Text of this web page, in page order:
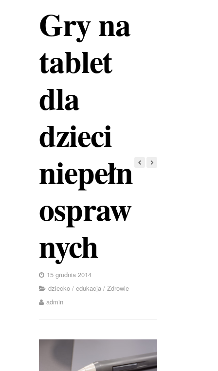
Gry na
tablet
dla
dzieci
niepełn
ospraw
nych
15 grudnia 2014
dziecko / edukacja / Zdrowie
admin